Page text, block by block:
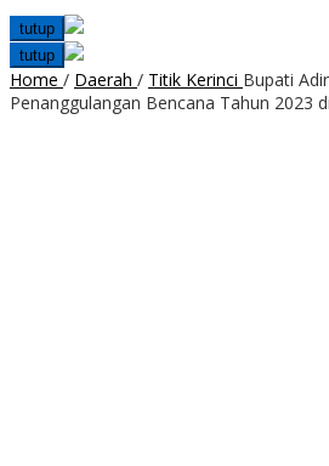
tutup
tutup
Home / Daerah / Titik Kerinci Bupati
Penanggulangan Bencana Tahun 2023